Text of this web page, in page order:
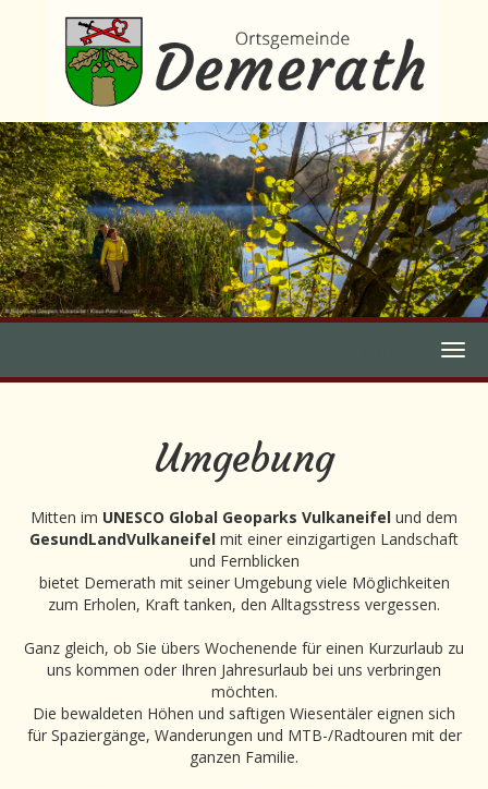
Umgebung
Mitten im UNESCO Global Geoparks Vulkaneifel und dem
GesundLandVulkaneifel mit einer einzigartigen Landschaft
und Fernblicken
bietet Demerath mit seiner Umgebung viele Möglichkeiten
zum Erholen, Kraft tanken, den Alltagsstress vergessen.
Ganz gleich, ob Sie übers Wochenende für einen Kurzurlaub zu
uns kommen oder Ihren Jahresurlaub bei uns verbringen
möchten.
Die bewaldeten Höhen und saftigen Wiesentäler eignen sich
für Spaziergänge, Wanderungen und MTB-/Radtouren mit der
ganzen Familie.